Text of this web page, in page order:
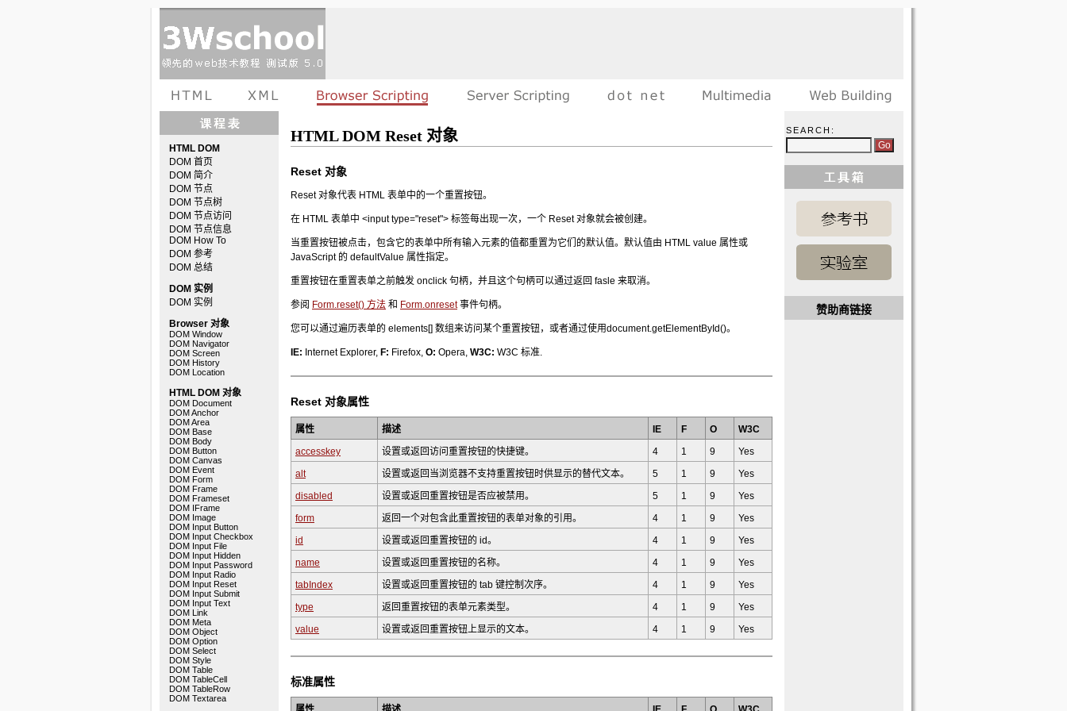
HTML DOM
DOM 首页
DOM 简介
DOM 节点
DOM 节点树
DOM 节点访问
DOM 节点信息
DOM How To
DOM 参考
DOM 总结
DOM 实例
DOM 实例
Browser 对象
DOM Window
DOM Navigator
DOM Screen
DOM History
DOM Location
HTML DOM 对象
DOM Document
DOM Anchor
DOM Area
DOM Base
DOM Body
DOM Button
DOM Canvas
DOM Event
DOM Form
DOM Frame
DOM Frameset
DOM IFrame
DOM Image
DOM Input Button
DOM Input Checkbox
DOM Input File
DOM Input Hidden
DOM Input Password
DOM Input Radio
DOM Input Reset
DOM Input Submit
DOM Input Text
DOM Link
DOM Meta
DOM Object
DOM Option
DOM Select
DOM Style
DOM Table
DOM TableCell
DOM TableRow
DOM Textarea
HTML DOM Reset 对象
Reset 对象
Reset 对象代表 HTML 表单中的一个重置按钮。
在 HTML 表单中 <input type="reset"> 标签每出现一次，一个 Reset 对象就会被创建。
当重置按钮被点击，包含它的表单中所有输入元素的值都重置为它们的默认值。默认值由 HTML value 属性或
JavaScript 的 defaultValue 属性指定。
重置按钮在重置表单之前触发 onclick 句柄，并且这个句柄可以通过返回 fasle 来取消。
参阅 Form.reset() 方法 和 Form.onreset事件句柄。
您可以通过遍历表单的 elements[] 数组来访问某个重置按钮，或者通过使用document.getElementById()。
IE: Internet Explorer, F: Firefox, O: Opera, W3C: W3C 标准.
Reset 对象属性
属性 描述 IE F O
W3C
accesskey
设置或返回访问重置按钮的快捷键。 4 1 9
Yes
alt
设置或返回当浏览器不支持重置按钮时供显示的替代文本。 5 1 9
Yes
disabled
设置或返回重置按钮是否应被禁用。 5 1 9
Yes
form
返回一个对包含此重置按钮的表单对象的引用。 4 1 9
Yes
id
设置或返回重置按钮的 id。 4 1 9
Yes
name
设置或返回重置按钮的名称。 4 1 9
Yes
tabIndex
设置或返回重置按钮的 tab 键控制次序。 4 1 9
Yes
type
返回重置按钮的表单元素类型。 4 1 9
Yes
value
设置或返回重置按钮上显示的文本。 4 1 9 Yes
标准属性
SEARCH:
赞助商链接